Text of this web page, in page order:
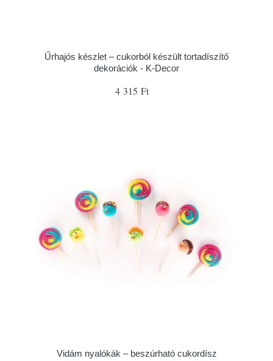
Űrhajós készlet – cukorból készült tortadíszítő
dekorációk - K-Decor
4 315 Ft
Vidám nyalókák – beszúrható cukordísz